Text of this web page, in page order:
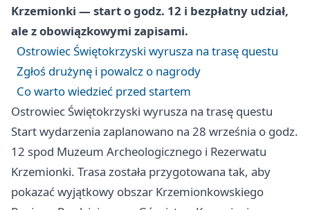
Krzemionki — start o godz. 12 i bezpłatny udział,
ale z obowiązkowymi zapisami.
Ostrowiec Świętokrzyski wyrusza na trasę questu
Zgłoś drużynę i powalcz o nagrody
Co warto wiedzieć przed startem
Ostrowiec Świętokrzyski wyrusza na trasę questu
Start wydarzenia zaplanowano na 28 września o godz.
12 spod Muzeum Archeologicznego i Rezerwatu
Krzemionki. Trasa została przygotowana tak, aby
pokazać wyjątkowy obszar Krzemionkowskiego